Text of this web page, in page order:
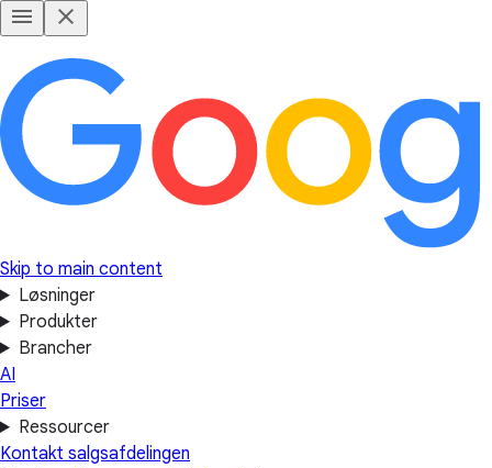
Skip to main content
Løsninger
Produkter
Brancher
AI
Priser
Ressourcer
Kontakt salgsafdelingen